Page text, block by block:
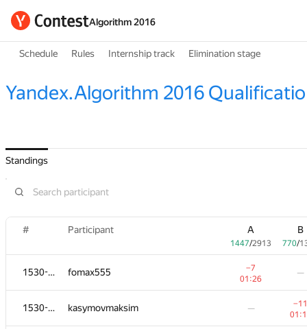
Algorithm 2016
Schedule Rules Internship track Elimination stage
Yandex.Algorithm 2016
Standings
# Participant A
1447/2913
B
770/
1530-1754 fomax555
−7
01:26
—
1530-1754 kasymovmaksim —
−11